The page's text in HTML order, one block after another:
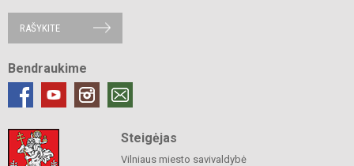
RAŠYKITE
Bendraukime
Steigėjas
Vilniaus miesto savivaldybė